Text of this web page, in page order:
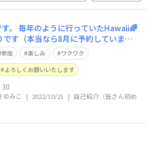
。 毎年のように行っていたHawaii🌈
です（本当なら8月に予約していまし
てキャンセルしました） 憧れだった
それも50回記念✨ 色々教えてくださ
お願いいたします。
加 楽しみ
ワクワク
よろしくお願いいたします
30
ゆみこ | 2022/10/21 | 自己紹介（皆さん初め